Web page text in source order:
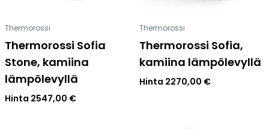
Thermorossi
Thermorossi Sofia
Stone, kamiina
lämpölevyllä
Hinta 2547,00 €
Thermorossi
Thermorossi Sofia,
kamiina lämpölevyllä
Hinta 2270,00 €